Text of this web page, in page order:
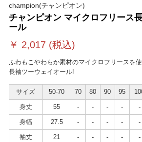
champion(チャンピオン)
チャンピオン マイクロフリース
ール
￥ 2,017(税込)
ふわもこやわらか素材のマイクロフリースを
長袖ツーウェイオール!
サイズ 50-70 70 80 90 95
身丈 55 - - - - -
身幅 27.5 - - - - -
袖丈 21 - - - - -